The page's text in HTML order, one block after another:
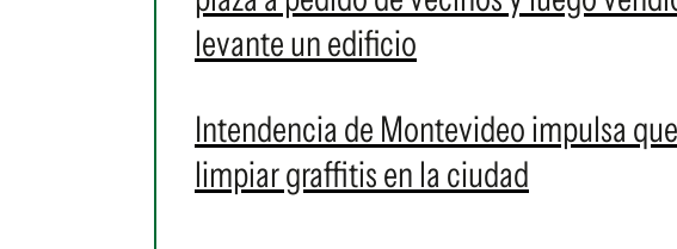
levante un edificio
Intendencia de Montevideo impulsa
limpiar graffitis en la ciudad